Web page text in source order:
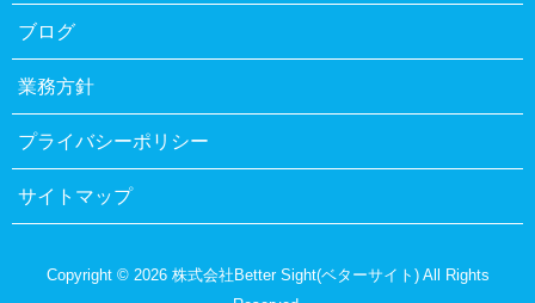
ブログ
業務方針
プライバシーポリシー
サイトマップ
Copyright © 2026 株式会社Better Sight(ベターサイト) All Rights